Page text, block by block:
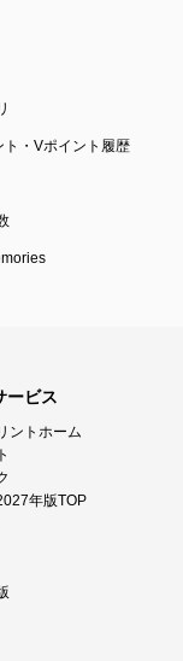
ト・Vポイント履歴
ービス
ントホーム
年版TOP